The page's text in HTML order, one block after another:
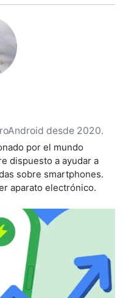
desde 2020.
por el mundo
dispuesto a ayudar a
sobre smartphones.
aparato electrónico.